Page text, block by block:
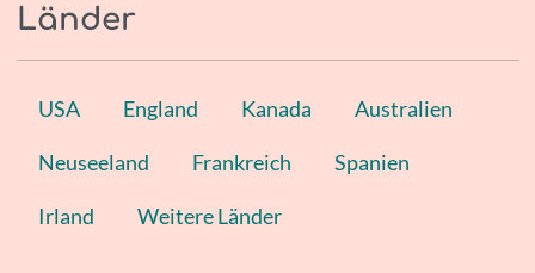
Länder
USA England Kanada Australien
Neuseeland Frankreich Spanien
Irland Weitere Länder